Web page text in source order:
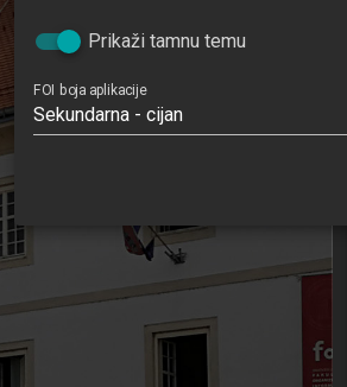
Prikaži tamnu temu
FOI boja aplikacije
Sekundarna - cijan